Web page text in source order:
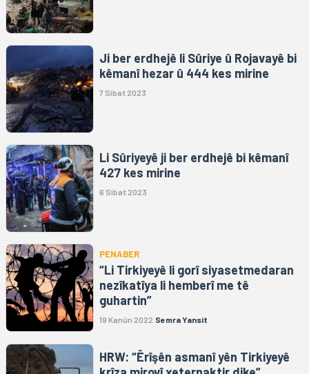
Ji ber erdhejê li Sûriye û Rojavayê bi
kêmanî hezar û 444 kes mirine
7 Sibat 2023
Li Sûriyeyê ji ber erdhejê bi kêmanî
427 kes mirine
6 Sibat 2023
PENABER
“Li Tirkiyeyê li gorî siyasetmedaran
nezîkatîya li hemberî me tê
guhartin”
19 Kanûn 2022 Semra Yansit
HRW: “Êrîşên asmanî yên Tirkiyeyê